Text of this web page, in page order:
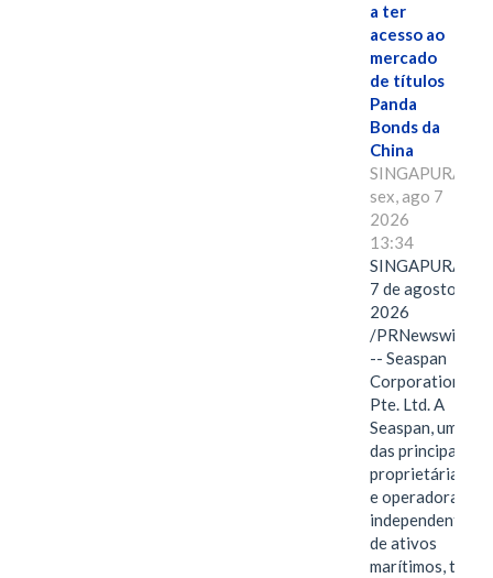
a ter
acesso ao
mercado
de títulos
Panda
Bonds da
China
SINGAPURA,
sex, ago 7
2026
13:34
SINGAPURA,
7 de agosto de
2026
/PRNewswire/
-- Seaspan
Corporation
Pte. Ltd. A
Seaspan, uma
das principais
proprietárias
e operadoras
independentes
de ativos
marítimos, tem